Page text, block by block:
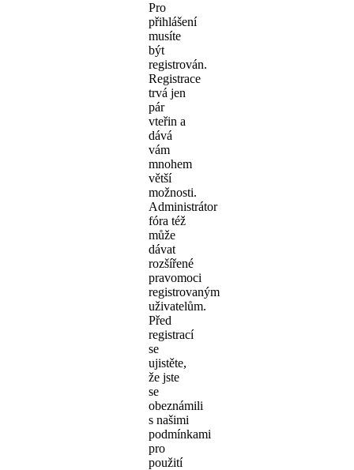
Pro
přihlášení
musíte
být
registrován.
Registrace
trvá jen
pár
vteřin a
dává
vám
mnohem
větší
možnosti.
Administrátor
fóra též
může
dávat
rozšířené
pravomoci
registrovaným
uživatelům.
Před
registrací
se
ujistěte,
že jste
se
obeznámili
s našimi
podmínkami
pro
použití